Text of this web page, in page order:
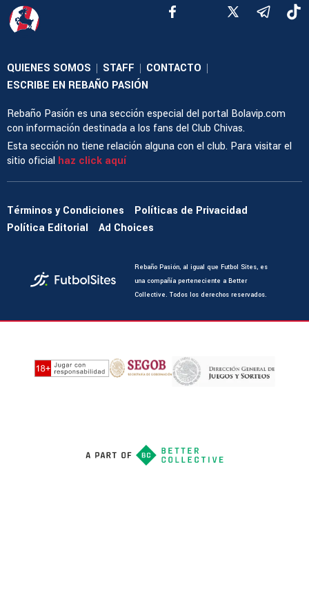
QUIENES SOMOS | STAFF | CONTACTO |
ESCRIBE EN REBAÑO PASIÓN
Rebaño Pasión es una sección especial del portal Bolavip.com
con información destinada a los fans del Club Chivas.
Esta sección no tiene relación alguna con el club. Para visitar el
sitio oficial haz click aquí
Términos y Condiciones
Políticas de Privacidad
Política Editorial
Ad Choices
Rebaño Pasión, al igual que Futbol Sites, es
una compañía perteneciente a Better
Collective. Todos los derechos reservados.